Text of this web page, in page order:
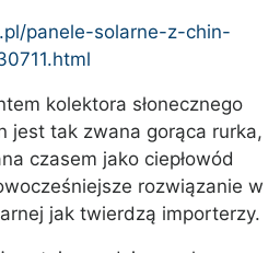
panele-solarne-z-chin-
kolektora słonecznego
jest tak zwana gorąca rurka,
czasem jako ciepłowód
rozwiązanie w
jak twierdzą importerzy.